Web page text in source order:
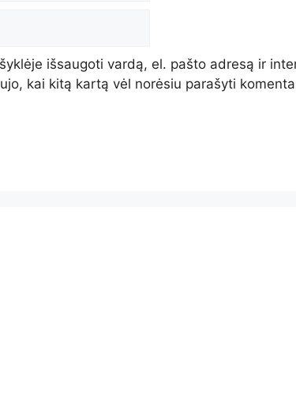
išsaugoti vardą, el. pašto adresą ir
kai kitą kartą vėl norėsiu parašyti